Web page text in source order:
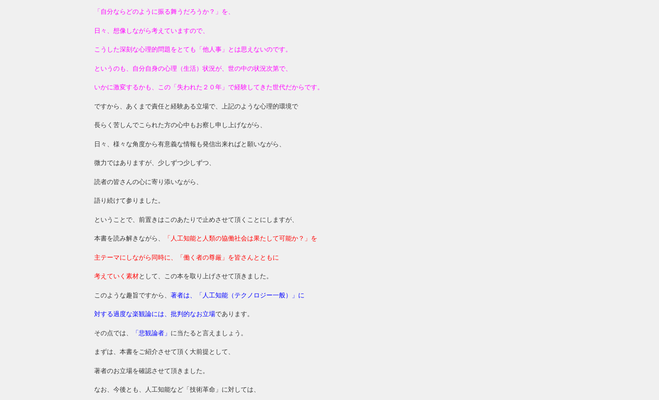
「自分ならどのように振る舞うだろうか？」を、
日々、想像しながら考えていますので、
こうした深刻な心理的問題をとても「他人事」とは思えないのです。
というのも、自分自身の心理（生活）状況が、世の中の状況次第で、
いかに激変するかも、この「失われた２０年」で経験してきた世代だからです。
ですから、あくまで責任と経験ある立場で、上記のような心理的環境で
長らく苦しんでこられた方の心中もお察し申し上げながら、
日々、様々な角度から有意義な情報も発信出来ればと願いながら、
微力ではありますが、少しずつ少しずつ、
読者の皆さんの心に寄り添いながら、
語り続けて参りました。
ということで、前置きはこのあたりで止めさせて頂くことにしますが、
本書を読み解きながら、 「人工知能と人類の協働社会は果たして可能か？」を
主テーマにしながら同時に、「働く者の尊厳」を皆さんとともに
考えていく素材として、この本を取り上げさせて頂きました。
このような趣旨ですから、 著者は、「人工知能（テクノロジー一般）」に
対する過度な楽観論には、批判的なお立場であります。
その点では、 「悲観論者」 に当たると言えましょう。
まずは、本書をご紹介させて頂く大前提として、
著者のお立場を確認させて頂きました。
なお、今後とも、人工知能など「技術革命」に対しては、